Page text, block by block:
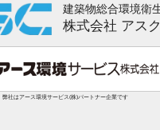
建築物総合環境衛
株式会社 アスク
弊社はアース環境サービス(株)パートナー企業です